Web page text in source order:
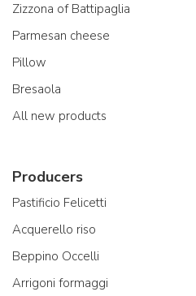
Zizzona of Battipaglia
Parmesan cheese
Pillow
Bresaola
All new products
Producers
Pastificio Felicetti
Acquerello riso
Beppino Occelli
Arrigoni formaggi